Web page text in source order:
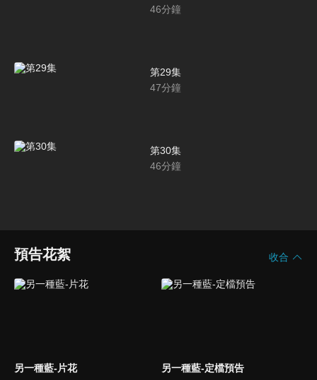
46分鐘
第29集
47分鐘
第30集
46分鐘
預告花絮 收合
另一種藍-片花 另一種藍-定檔預告